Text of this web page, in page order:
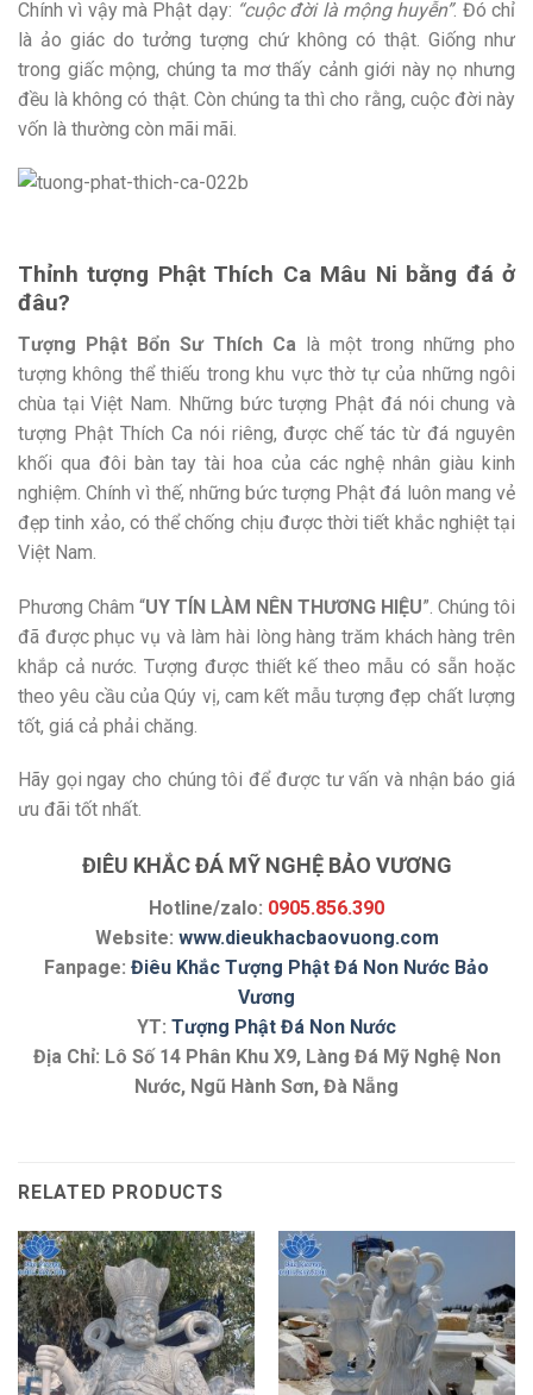
Chính vì vậy mà Phật dạy: “cuộc đời là mộng huyễn”. Đó chỉ
là ảo giác do tưởng tượng chứ không có thật. Giống như
trong giấc mộng, chúng ta mơ thấy cảnh giới này nọ nhưng
đều là không có thật. Còn chúng ta thì cho rằng, cuộc đời này
vốn là thường còn mãi mãi.
Thỉnh tượng Phật Thích Ca Mâu Ni bằng đá ở
đâu?
Tượng Phật Bổn Sư Thích Ca là một trong những pho
tượng không thể thiếu trong khu vực thờ tự của những ngôi
chùa tại Việt Nam. Những bức tượng Phật đá nói chung và
tượng Phật Thích Ca nói riêng, được chế tác từ đá nguyên
khối qua đôi bàn tay tài hoa của các nghệ nhân giàu kinh
nghiệm. Chính vì thế, những bức tượng Phật đá luôn mang vẻ
đẹp tinh xảo, có thể chống chịu được thời tiết khắc nghiệt tại
Việt Nam.
Phương Châm “UY TÍN LÀM NÊN THƯƠNG HIỆU”. Chúng tôi
đã được phục vụ và làm hài lòng hàng trăm khách hàng trên
khắp cả nước. Tượng được thiết kế theo mẫu có sẵn hoặc
theo yêu cầu của Qúy vị, cam kết mẫu tượng đẹp chất lượng
tốt, giá cả phải chăng.
Hãy gọi ngay cho chúng tôi để được tư vấn và nhận báo giá
ưu đãi tốt nhất.
ĐIÊU KHẮC ĐÁ MỸ NGHỆ BẢO VƯƠNG
Hotline/zalo: 0905.856.390
Website: www.dieukhacbaovuong.com
Fanpage: Điêu Khắc Tượng Phật Đá Non Nước Bảo
Vương
YT: Tượng Phật Đá Non Nước
Địa Chỉ: Lô Số 14 Phân Khu X9, Làng Đá Mỹ Nghệ Non
Nước, Ngũ Hành Sơn, Đà Nẵng
RELATED PRODUCTS